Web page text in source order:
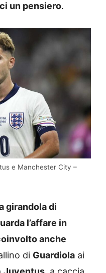
un pensiero.
e Manchester City –
girandola di
l’affare in
anche
di Guardiola ai